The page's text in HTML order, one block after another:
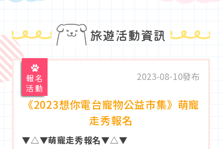
旅遊活動資訊
2023-08-10發布
《2023想你電台寵物公益市集》萌寵
走秀報名
▼△▼萌寵走秀報名▼△▼
報名
活動